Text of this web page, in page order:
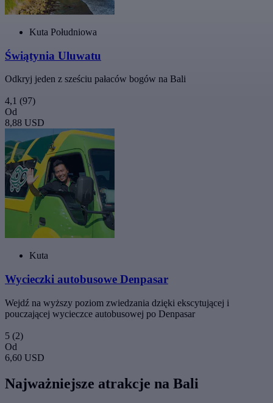
Kuta Południowa
Świątynia Uluwatu
Odkryj jeden z sześciu pałaców bogów na Bali
4,1 (97)
Od
8,88 USD
Kuta
Wycieczki autobusowe Denpasar
Wejdź na wyższy poziom zwiedzania dzięki ekscytującej i
pouczającej wycieczce autobusowej po Denpasar
5 (2)
Od
6,60 USD
Najważniejsze atrakcje na Bali